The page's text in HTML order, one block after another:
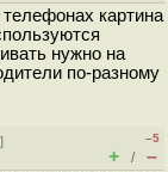
картина
нужно на
по-разному
]
–5
+ / –